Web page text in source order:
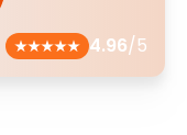
4.96/5